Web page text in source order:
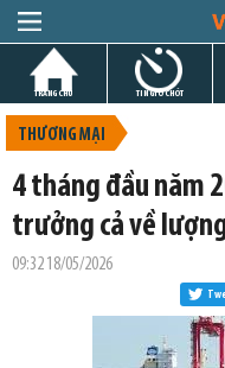
TRANG CHỦ TIN GIỜ CHÓT
THƯƠNG MẠI
4 tháng đầu năm
trưởng cả về
09:32 18/05/2026